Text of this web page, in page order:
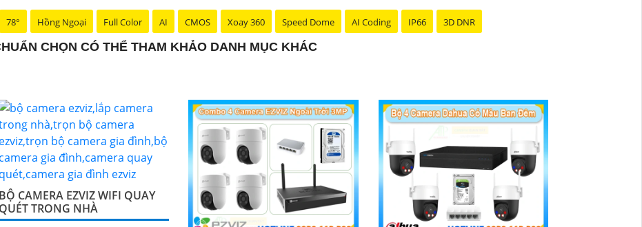
bạn có cái nhìn tổng quan về Camera HDParagon và quyết định mua sản phẩm phù hợp. Nếu có bất kỳ
có thể hỏi thêm để được tư vấn kỹ hơn.
78° Hồng Ngoại Full Color AI CMOS Xoay 360 Speed Dome AI Coding IP66 3D DNR
CHỌN CÓ THỂ THAM KHẢO DANH MỤC KHÁC
BỘ CAMERA EZVIZ WIFI QUAY
QUÉT TRONG NHÀ